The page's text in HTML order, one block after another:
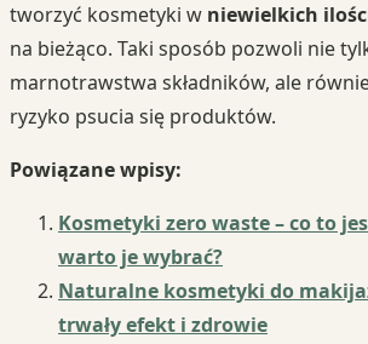
tworzyć kosmetyki w niewielkich
na bieżąco. Taki sposób pozwoli nie
marnotrawstwa składników, ale
ryzyko psucia się produktów.
Powiązane wpisy:
Kosmetyki zero waste – co to
warto je wybrać?
Naturalne kosmetyki do
trwały efekt i zdrowie